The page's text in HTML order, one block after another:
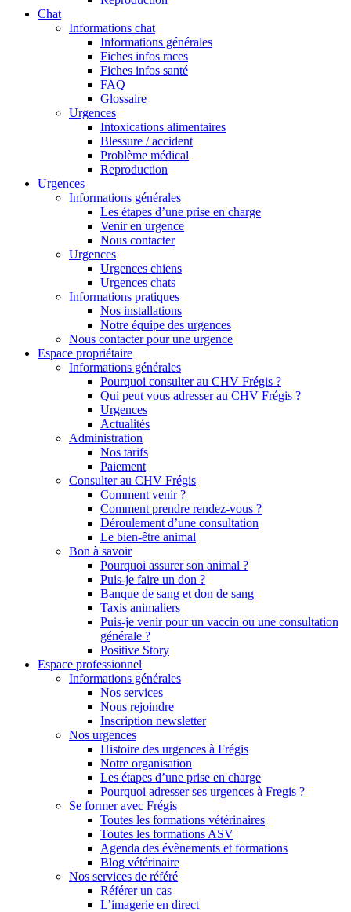
Chat
Informations chat
Informations générales
Fiches infos races
Fiches infos santé
FAQ
Glossaire
Urgences
Intoxications alimentaires
Blessure / accident
Problème médical
Reproduction
Urgences
Informations générales
Les étapes d’une prise en charge
Venir en urgence
Nous contacter
Urgences
Urgences chiens
Urgences chats
Informations pratiques
Nos installations
Notre équipe des urgences
Nous contacter pour une urgence
Espace propriétaire
Informations générales
Pourquoi consulter au CHV Frégis ?
Qui peut vous adresser au CHV Frégis ?
Urgences
Actualités
Administration
Nos tarifs
Paiement
Consulter au CHV Frégis
Comment venir ?
Comment prendre rendez-vous ?
Déroulement d’une consultation
Le bien-être animal
Bon à savoir
Pourquoi assurer son animal ?
Puis-je faire un don ?
Banque de sang et don de sang
Taxis animaliers
Puis-je venir pour un vaccin ou une consultation
générale ?
Positive Story
Espace professionnel
Informations générales
Nos services
Nous rejoindre
Inscription newsletter
Nos urgences
Histoire des urgences à Frégis
Notre organisation
Les étapes d’une prise en charge
Pourquoi adresser ses urgences à Fregis ?
Se former avec Frégis
Toutes les formations vétérinaires
Toutes les formations ASV
Agenda des évènements et formations
Blog vétérinaire
Nos services de référé
Référer un cas
L’imagerie en direct